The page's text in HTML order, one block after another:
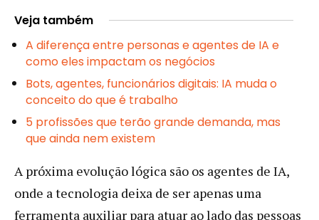
Veja também
A diferença entre personas e agentes de IA e
como eles impactam os negócios
Bots, agentes, funcionários digitais: IA muda o
conceito do que é trabalho
5 profissões que terão grande demanda, mas
que ainda nem existem
A próxima evolução lógica são os agentes de IA,
onde a tecnologia deixa de ser apenas uma
ferramenta auxiliar para atuar ao lado das pessoas